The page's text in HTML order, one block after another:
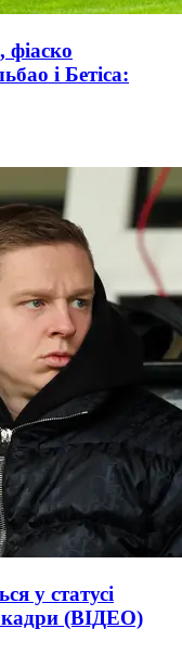
і Бетіса:
у статусі
кадри (ВІДЕО)